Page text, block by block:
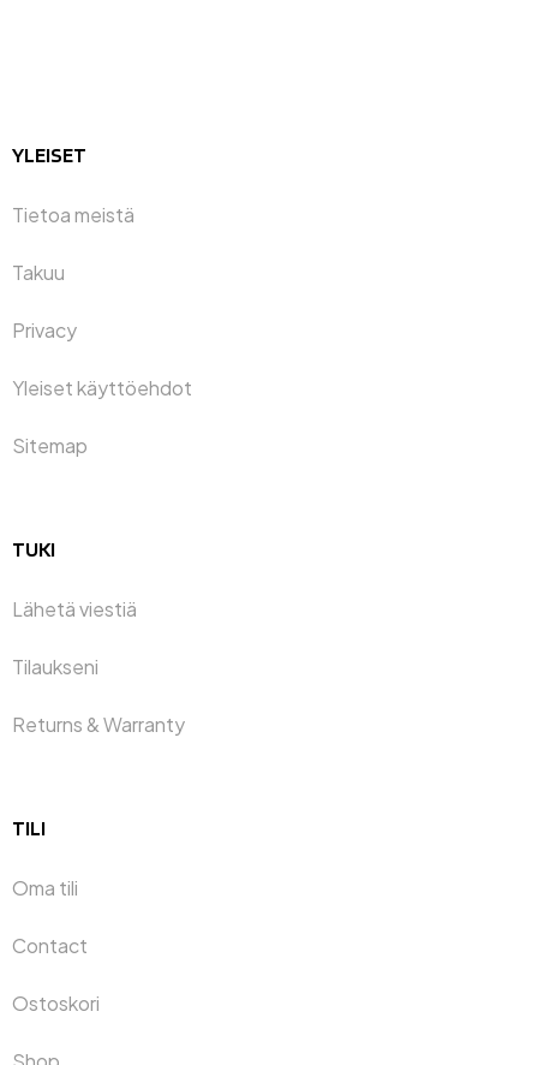
YLEISET
Tietoa meistä
Takuu
Privacy
Yleiset käyttöehdot
Sitemap
TUKI
Lähetä viestiä
Tilaukseni
Returns & Warranty
TILI
Oma tili
Contact
Ostoskori